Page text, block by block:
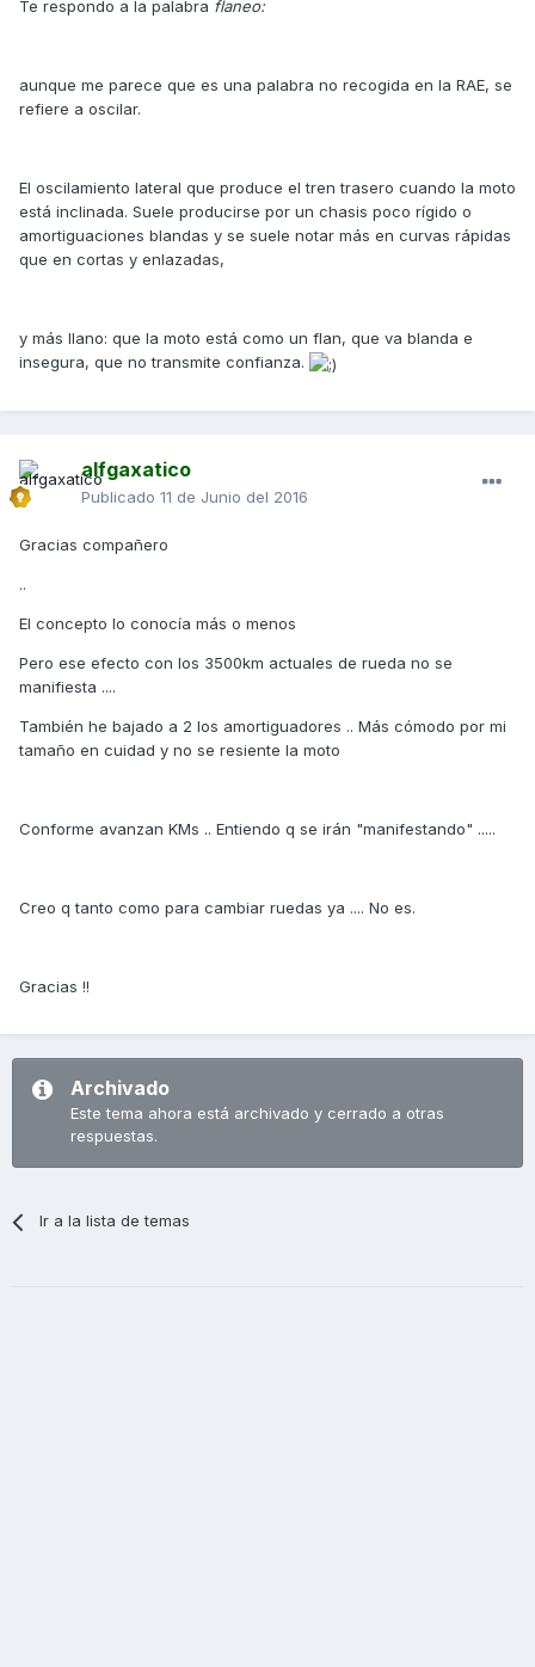
Te respondo a la palabra flaneo:
aunque me parece que es una palabra no recogida en la RAE, se
refiere a oscilar.
El oscilamiento lateral que produce el tren trasero cuando la moto
está inclinada. Suele producirse por un chasis poco rígido o
amortiguaciones blandas y se suele notar más en curvas rápidas
que en cortas y enlazadas,
y más llano: que la moto está como un flan, que va blanda e
insegura, que no transmite confianza.
alfgaxatico
Publicado 11 de Junio del 2016
Gracias compañero
..
El concepto lo conocía más o menos
Pero ese efecto con los 3500km actuales de rueda no se
manifiesta ....
También he bajado a 2 los amortiguadores .. Más cómodo por mi
tamaño en cuidad y no se resiente la moto
Conforme avanzan KMs .. Entiendo q se irán "manifestando" .....
Creo q tanto como para cambiar ruedas ya .... No es.
Gracias !!
Archivado
Este tema ahora está archivado y cerrado a otras
respuestas.
Ir a la lista de temas